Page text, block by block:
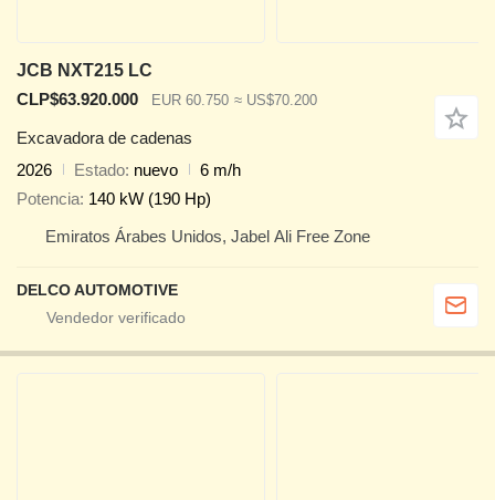
JCB NXT215 LC
CLP$63.920.000
EUR 60.750 ≈ US$70.200
Excavadora de cadenas
2026
Estado nuevo
6 m/h
Potencia 140 kW (190 Hp)
Emiratos Árabes Unidos, Jabel Ali Free Zone
DELCO AUTOMOTIVE